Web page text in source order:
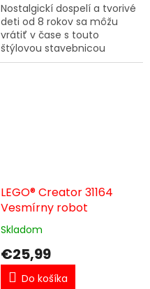
Nostalgickí dospelí a tvorivé
deti od 8 rokov sa môžu
vrátiť v čase s touto
štýlovou stavebnicou
LEGO® Creator 3 v 1 Retro
LEGO® Creator 31164
Vesmírny robot
Skladom
€25,99
Do košíka